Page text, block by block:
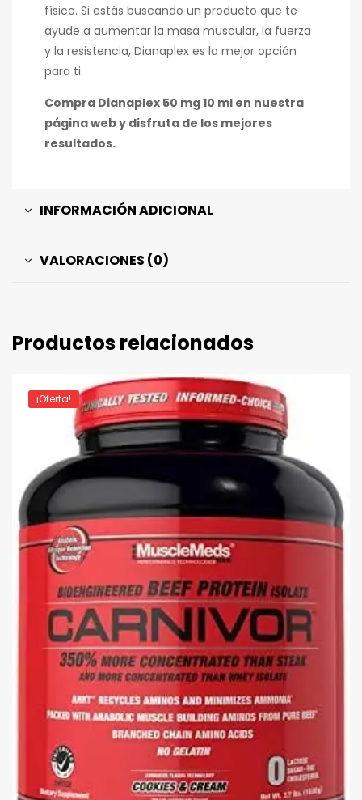
físico. Si estás buscando un producto que te
ayude a aumentar la masa muscular, la fuerza
y la resistencia, Dianaplex es la mejor opción
para ti.
Compra Dianaplex 50 mg 10 ml en nuestra
página web y disfruta de los mejores
resultados.
INFORMACIÓN ADICIONAL
VALORACIONES (0)
Productos relacionados
¡Oferta!